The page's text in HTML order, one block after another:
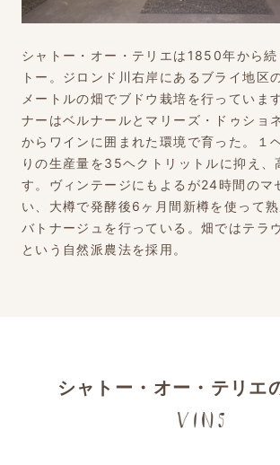
シャトー・オー・テリエは1850年から続
トー。ジロンド川右岸にあるブライ地区
メートルの畑でブドウ栽培を行っていま
ナーはベルナールとマリーズ・ドゥショ
からワインに囲まれた環境で育った。１
りの生産量を35ヘクトリットルに抑え、
す。ヴィンテージにもよるが24時間のマ
い、大樽で発酵後6ヶ月間新樽を使って
バトナージュを行っている。畑ではテラ
という自然派農法を採用。
シャトー・オー・テリエ